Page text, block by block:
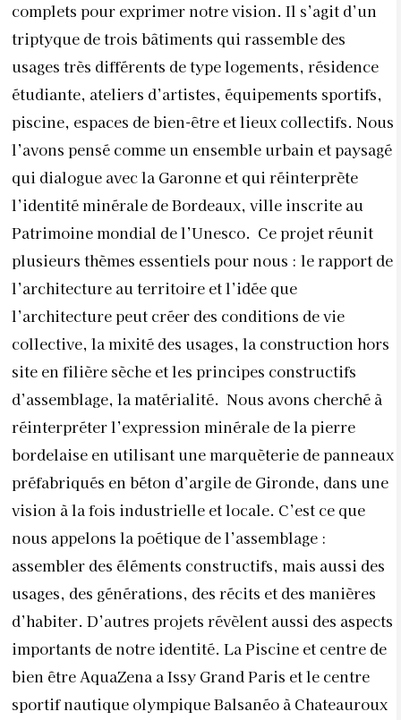
complets pour exprimer notre vision. Il s’agit d’un
triptyque de trois bâtiments qui rassemble des
usages très différents de type logements, résidence
étudiante, ateliers d’artistes, équipements sportifs,
piscine, espaces de bien-être et lieux collectifs. Nous
l’avons pensé comme un ensemble urbain et paysagé
qui dialogue avec la Garonne et qui réinterprète
l’identité minérale de Bordeaux, ville inscrite au
Patrimoine mondial de l’Unesco. Ce projet réunit
plusieurs thèmes essentiels pour nous : le rapport de
l’architecture au territoire et l’idée que
l’architecture peut créer des conditions de vie
collective, la mixité des usages, la construction hors
site en filière sèche et les principes constructifs
d’assemblage, la matérialité. Nous avons cherché à
réinterpréter l’expression minérale de la pierre
bordelaise en utilisant une marquèterie de panneaux
préfabriqués en béton d’argile de Gironde, dans une
vision à la fois industrielle et locale. C’est ce que
nous appelons la poétique de l’assemblage :
assembler des éléments constructifs, mais aussi des
usages, des générations, des récits et des manières
d’habiter. D’autres projets révèlent aussi des aspects
importants de notre identité. La Piscine et centre de
bien être AquaZena a Issy Grand Paris et le centre
sportif nautique olympique Balsanéo à Chateauroux